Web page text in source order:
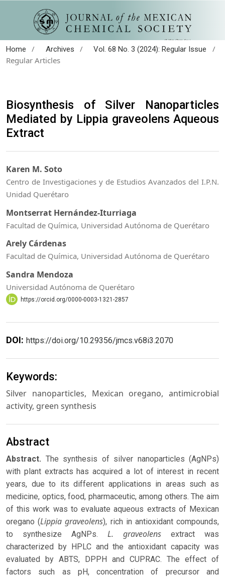
Home / Archives / Vol. 68 No. 3 (2024): Regular Issue
/
Regular Articles
Biosynthesis of Silver Nanoparticles
Mediated by Lippia graveolens Aqueous
Extract
Karen M. Soto
Centro de Investigaciones y de Estudios Avanzados del I.P.N.
Unidad Querétaro
Montserrat Hernández-Iturriaga
Facultad de Química, Universidad Autónoma de Querétaro
Arely Cárdenas
Facultad de Química, Universidad Autónoma de Querétaro
Sandra Mendoza
Universidad Autónoma de Querétaro
https://orcid.org/0000-0003-1321-2857
DOI: https://doi.org/10.29356/jmcs.v68i3.2070
Keywords:
Silver nanoparticles, Mexican oregano, antimicrobial
activity, green synthesis
Abstract
Abstract. The synthesis of silver nanoparticles (AgNPs)
with plant extracts has acquired a lot of interest in recent
years, due to its different applications in areas such as
medicine, optics, food, pharmaceutic, among others. The aim
of this work was to evaluate aqueous extracts of Mexican
oregano (Lippia graveolens), rich in antioxidant compounds,
to synthesize AgNPs. L. graveolens extract was
characterized by HPLC and the antioxidant capacity was
evaluated by ABTS, DPPH and CUPRAC. The effect of
factors such as pH, concentration of precursor and